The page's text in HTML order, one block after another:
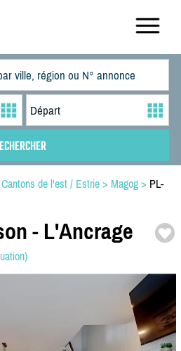
Cantons de l'est / Estrie > Magog > PL-
- L'Ancrage